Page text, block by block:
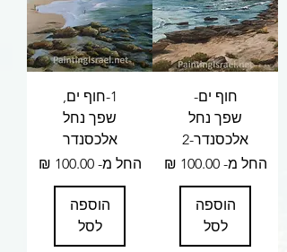
חוף ים-
שפך נחל
אלכסנדר-2
החל מ-
‏100.00 ‏₪
מחיר מבצע
הוספה
לסל
1-חוף ים,
שפך נחל
אלכסנדר
החל מ-
‏100.00 ‏₪
מחיר מבצע
הוספה
לסל